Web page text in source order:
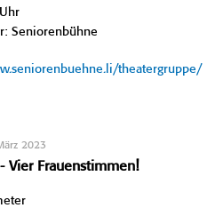
Seniorenbühne
theatergruppe/
2023
Vier Frauenstimmen!